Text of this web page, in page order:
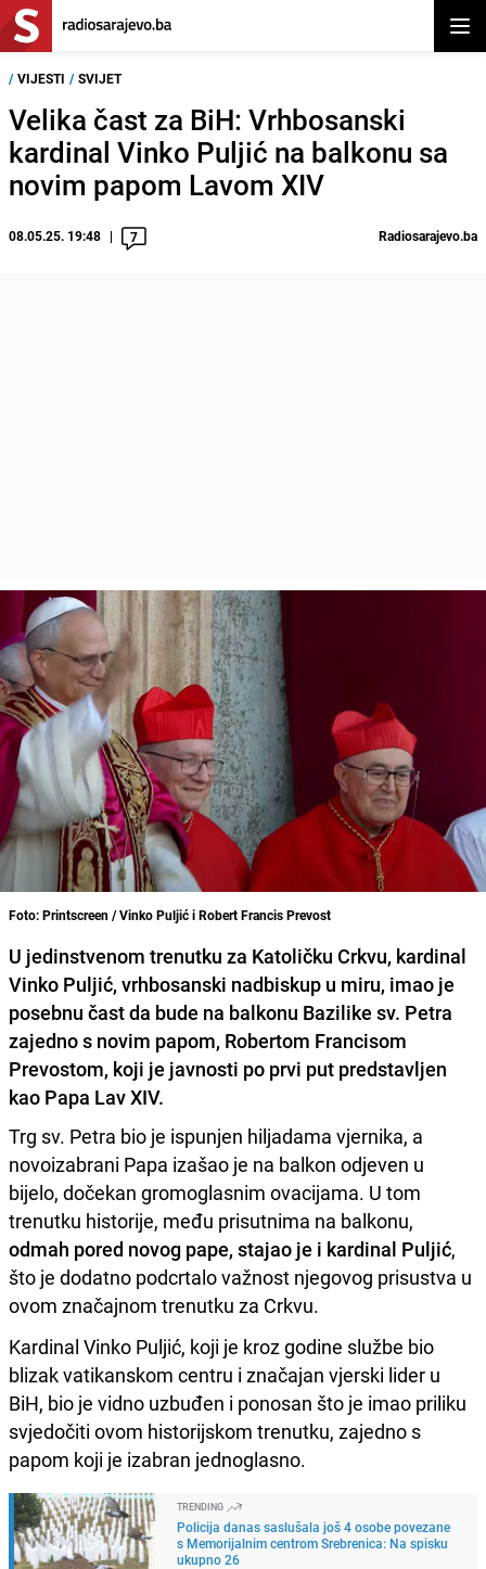
/ VIJESTI / SVIJET
Velika čast za BiH: Vrhbosanski
kardinal Vinko Puljić na balkonu sa
novim papom Lavom XIV
08.05.25. 19:48 7 Radiosarajevo.ba
Foto: Printscreen / Vinko Puljić i Robert Francis Prevost
U jedinstvenom trenutku za Katoličku Crkvu, kardinal
Vinko Puljić, vrhbosanski nadbiskup u miru, imao je
posebnu čast da bude na balkonu Bazilike sv. Petra
zajedno s novim papom, Robertom Francisom
Prevostom, koji je javnosti po prvi put predstavljen
kao Papa Lav XIV.
Trg sv. Petra bio je ispunjen hiljadama vjernika, a
novoizabrani Papa izašao je na balkon odjeven u
bijelo, dočekan gromoglasnim ovacijama. U tom
trenutku historije, među prisutnima na balkonu,
odmah pored novog pape, stajao je i kardinal Puljić,
što je dodatno podcrtalo važnost njegovog prisustva u
ovom značajnom trenutku za Crkvu.
Kardinal Vinko Puljić, koji je kroz godine službe bio
blizak vatikanskom centru i značajan vjerski lider u
BiH, bio je vidno uzbuđen i ponosan što je imao priliku
svjedočiti ovom historijskom trenutku, zajedno s
papom koji je izabran jednoglasno.
TRENDING
Policija danas saslušala još 4 osobe povezane
s Memorijalnim centrom Srebrenica: Na spisku
ukupno 26